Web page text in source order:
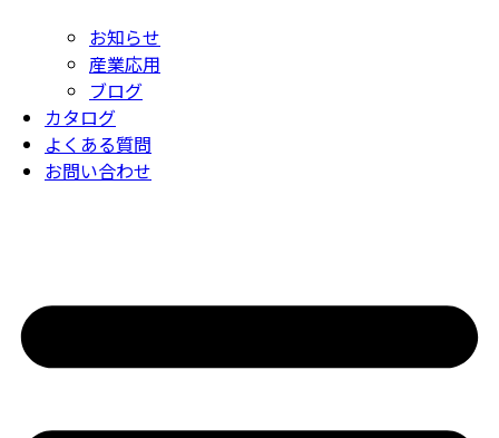
お知らせ
産業応用
ブログ
カタログ
よくある質問
お問い合わせ